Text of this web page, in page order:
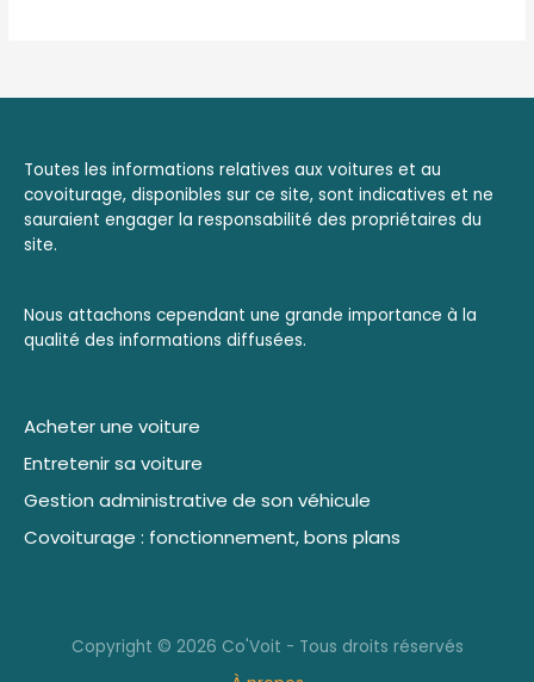
Toutes les informations relatives aux voitures et au
covoiturage, disponibles sur ce site, sont indicatives et ne
sauraient engager la responsabilité des propriétaires du
site.
Nous attachons cependant une grande importance à la
qualité des informations diffusées.
Acheter une voiture
Entretenir sa voiture
Gestion administrative de son véhicule
Covoiturage : fonctionnement, bons plans
Copyright © 2026 Co'Voit - Tous droits réservés